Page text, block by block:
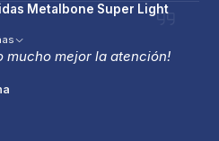
Metalbone Super Light
mucho mejor la atención!